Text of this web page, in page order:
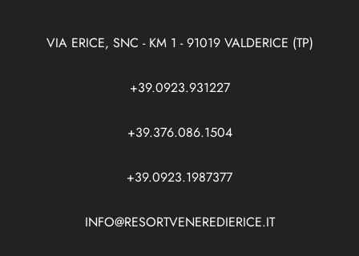
VIA ERICE, SNC - KM 1 - 91019 VALDERICE (TP)
+39.0923.931227
+39.376.086.1504
+39.0923.1987377
INFO@RESORTVENEREDIERICE.IT